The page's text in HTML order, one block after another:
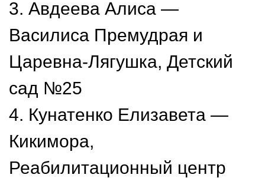
3. Авдеева Алиса —
Василиса Премудрая и
Царевна-Лягушка, Детский
сад №25
4. Кунатенко Елизавета —
Кикимора,
Реабилитационный центр